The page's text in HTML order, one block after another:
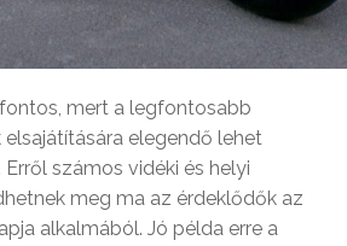
mert a legfontosabb
elegendő lehet
számos vidéki és helyi
meg ma az érdeklődők az
alkalmából. Jó példa erre a